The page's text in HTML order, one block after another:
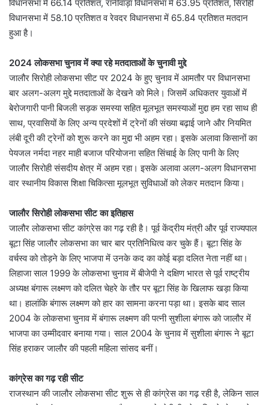
विधानसभा में 66.14 प्रतिशत, रानीवाड़ा विधानसभा में 63.95 प्रतिशत, सिरोही
विधानसभा में 58.10 प्रतिशत व रेवदर विधानसभा में 65.84 प्रतिशत मतदान
हुआ है।
2024 लोकसभा चुनाव में क्या रहे मतदाताओं के चुनावी मुद्दे
जालौर सिरोही लोकसभा सीट पर 2024 के हुए चुनाव में आमतौर पर विधानसभा
बार अलग-अलग मुद्दे मतदाताओं के देखने को मिले। जिसमें अधिकतर युवाओं में
बेरोजगारी पानी बिजली सड़क समस्या सहित मूलभूत समस्याओं मुद्दा हम रहा साथ ही
साथ, प्रवासियों के लिए अन्य प्रदेशों में ट्रेनों की संख्या बढ़ाई जाने और नियमित
लंबी दूरी की ट्रेनों को शुरू करने का मुद्दा भी अहम रहा। इसके अलावा किसानों का
पेयजल नर्मदा नहर माही बजाज परियोजना सहित सिंचाई के लिए पानी के लिए
जालौर सिरोही संसदीय क्षेत्र में अहम रहा। इसके अलावा अलग-अलग विधानसभा
वार स्थानीय विकास शिक्षा चिकित्सा मूलभूत सुविधाओं को लेकर मतदान किया।
जालौर सिरोही लोकसभा सीट का इतिहास
जालौर लोकसभा सीट कांग्रेस का गढ़ रही है। पूर्व केंद्रीय मंत्री और पूर्व राज्यपाल
बूटा सिंह जालौर लोकसभा का चार बार प्रतिनिधित्व कर चुके हैं। बूटा सिंह के
वर्चस्व को तोड़ने के लिए भाजपा में उनके कद का कोई बड़ा दलित नेता नहीं था।
लिहाजा साल 1999 के लोकसभा चुनाव में बीजेपी ने दक्षिण भारत से पूर्व राष्ट्रीय
अध्यक्ष बंगारू लक्ष्मण को दलित चेहरे के तौर पर बूटा सिंह के खिलाफ खड़ा किया
था। हालांकि बंगारू लक्ष्मण को हार का सामना करना पड़ा था। इसके बाद साल
2004 के लोकसभा चुनाव में बंगारू लक्ष्मण की पत्नी सुशीला बंगारू को जालौर में
भाजपा का उम्मीदवार बनाया गया। साल 2004 के चुनाव में सुशीला बंगारू ने बूटा
सिंह हराकर जालौर की पहली महिला सांसद बनीं।
कांग्रेस का गढ़ रही सीट
राजस्थान की जालौर लोकसभा सीट शुरू से ही कांग्रेस का गढ़ रही है, लेकिन साल